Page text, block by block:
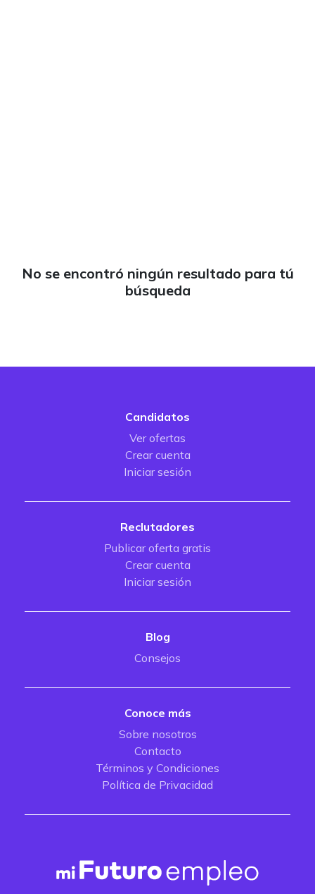
No se encontró ningún resultado para tú
búsqueda
Candidatos
Ver ofertas
Crear cuenta
Iniciar sesión
Reclutadores
Publicar oferta gratis
Crear cuenta
Iniciar sesión
Blog
Consejos
Conoce más
Sobre nosotros
Contacto
Términos y Condiciones
Política de Privacidad